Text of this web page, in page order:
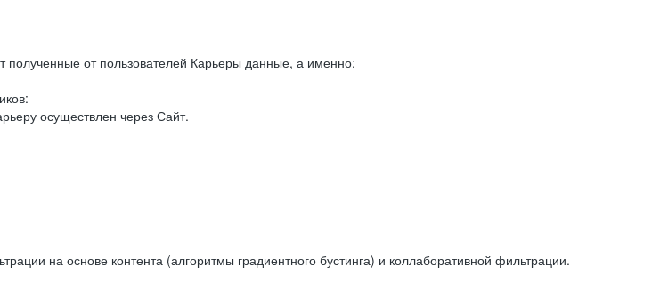
от пользователей Карьеры данные, а именно:
осуществлен через Сайт.
на основе контента (алгоритмы градиентного бустинга) и коллаборативной фильтрации.